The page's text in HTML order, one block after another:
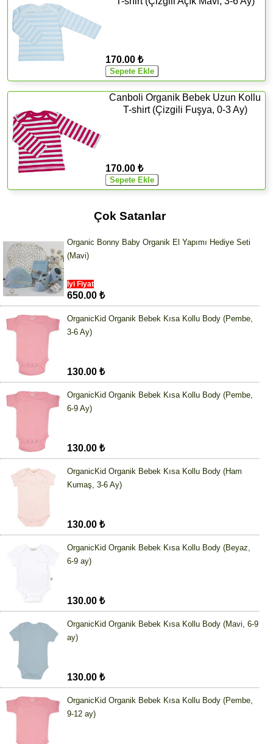
170.00 ₺
Canboli Organik Bebek Uzun Kollu
T-shirt (Çizgili Fuşya, 0-3 Ay)
170.00 ₺
Çok Satanlar
Organic Bonny Baby Organik El Yapımı Hediye Seti
(Mavi)
İyi Fiyat
650.00 ₺
OrganicKid Organik Bebek Kısa Kollu Body (Pembe,
3-6 Ay)
130.00 ₺
OrganicKid Organik Bebek Kısa Kollu Body (Pembe,
6-9 Ay)
130.00 ₺
OrganicKid Organik Bebek Kısa Kollu Body (Ham
Kumaş, 3-6 Ay)
130.00 ₺
OrganicKid Organik Bebek Kısa Kollu Body (Beyaz,
6-9 ay)
130.00 ₺
OrganicKid Organik Bebek Kısa Kollu Body (Mavi, 6-9
ay)
130.00 ₺
OrganicKid Organik Bebek Kısa Kollu Body (Pembe,
9-12 ay)